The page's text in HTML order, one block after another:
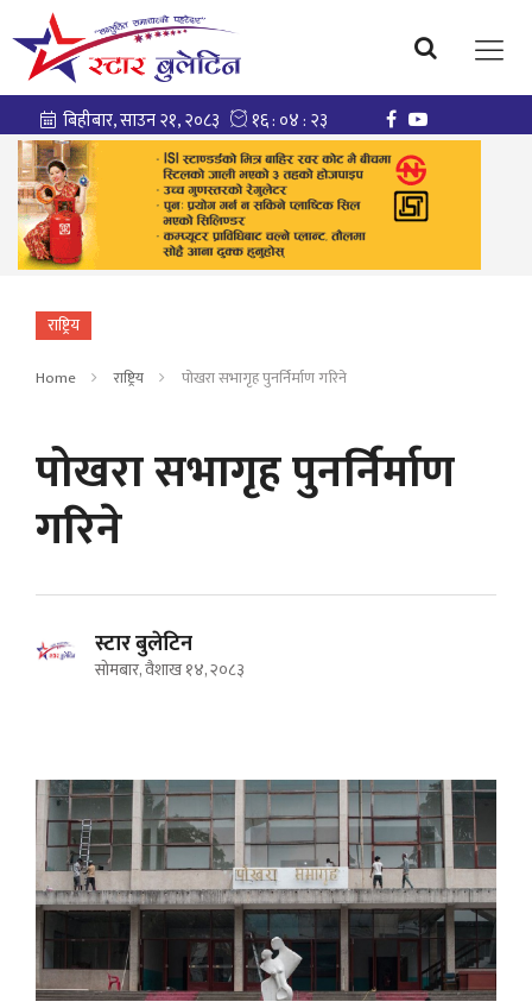
राष्ट्रिय
Home राष्ट्रिय पोखरा सभागृह पुनर्निर्माण गरिने
पोखरा सभागृह पुनर्निर्माण
गरिने
स्टार बुलेटिन
सोमबार, वैशाख १४, २०८३